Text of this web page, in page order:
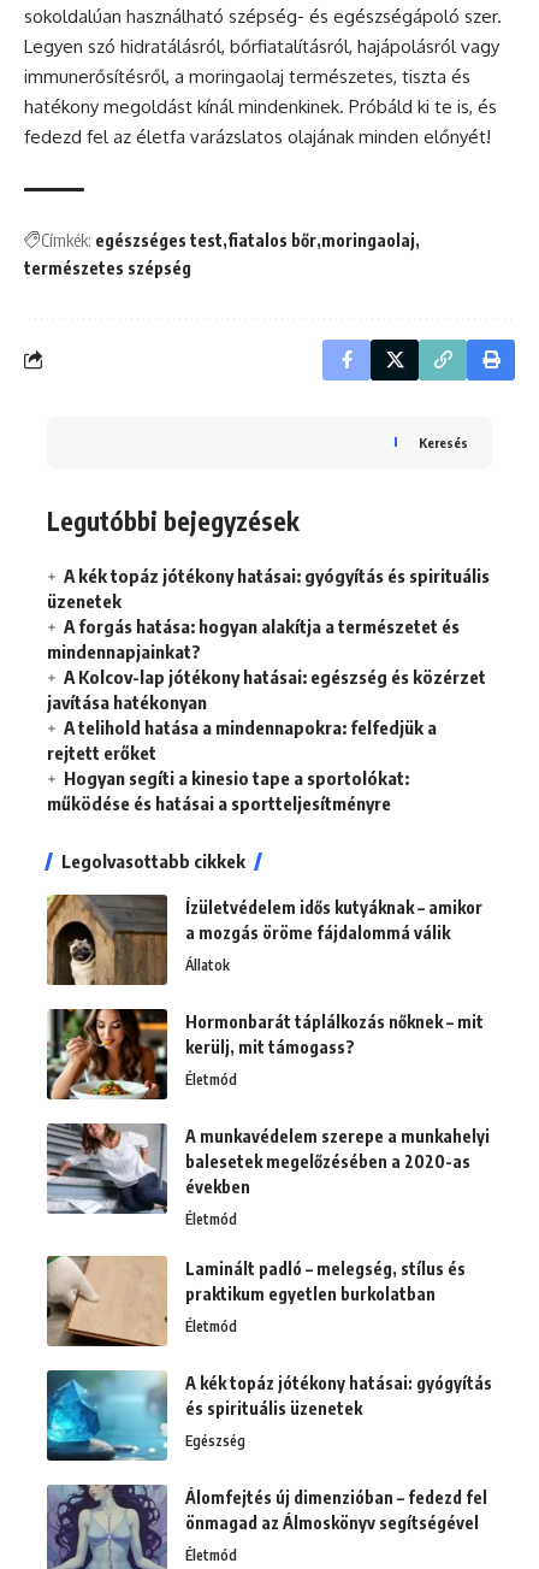
sokoldalúan használható szépség- és egészségápoló szer.
Legyen szó hidratálásról, bőrfiatalításról, hajápolásról vagy
immunerősítésről, a moringaolaj természetes, tiszta és
hatékony megoldást kínál mindenkinek. Próbáld ki te is, és
fedezd fel az életfa varázslatos olajának minden előnyét!
Címkék: egészséges test fiatalos bőr moringaolaj
természetes szépség
Keresés
Legutóbbi bejegyzések
A kék topáz jótékony hatásai: gyógyítás és spirituális
üzenetek
A forgás hatása: hogyan alakítja a természetet és
mindennapjainkat?
A Kolcov-lap jótékony hatásai: egészség és közérzet
javítása hatékonyan
A telihold hatása a mindennapokra: felfedjük a
rejtett erőket
Hogyan segíti a kinesio tape a sportolókat:
működése és hatásai a sportteljesítményre
Legolvasottabb cikkek
Ízületvédelem idős kutyáknak – amikor
a mozgás öröme fájdalommá válik
Állatok
Hormonbarát táplálkozás nőknek – mit
kerülj, mit támogass?
Életmód
A munkavédelem szerepe a munkahelyi
balesetek megelőzésében a 2020-as
években
Életmód
Laminált padló – melegség, stílus és
praktikum egyetlen burkolatban
Életmód
A kék topáz jótékony hatásai: gyógyítás
és spirituális üzenetek
Egészség
Álomfejtés új dimenzióban – fedezd fel
önmagad az Álmoskönyv segítségével
Életmód